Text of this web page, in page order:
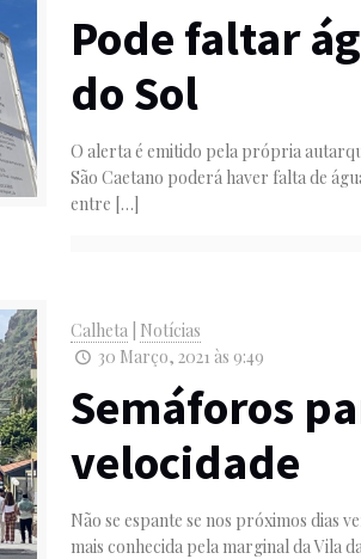
Pode faltar
do Sol
O alerta é emitido pela própria
São Caetano poderá haver falta de
entre […]
Calheta Notícias
30 Março, 2021 às 9:49
Semáforos
velocidade
Não se espante se nos próximos dias
mais conhecida pela marginal da Vila